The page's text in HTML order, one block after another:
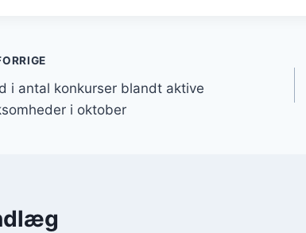
i antal konkurser blandt aktive
i oktober